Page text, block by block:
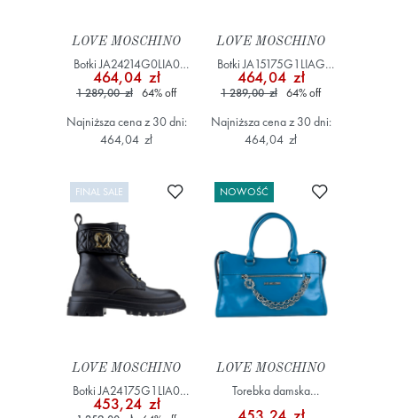
LOVE MOSCHINO
Botki JA24214G0LIA0
Czarny
464,04 zł
1 289,00 zł 64%off
Najniższa cena z 30 dni:
464,04 zł
LOVE MOSCHINO
Botki JA15175G1LIAG
Czarny
464,04 zł
1 289,00 zł 64%off
Najniższa cena z 30 dni:
464,04 zł
FINAL SALE Dodaj do ulubionych
LOVE MOSCHINO
Botki JA24175G1LIA0
Czarny
453,24 zł
NOWOŚĆ Dodaj do
LOVE MOSCHINO
Torebka damska
JC4277PP0OK11 Niebieski